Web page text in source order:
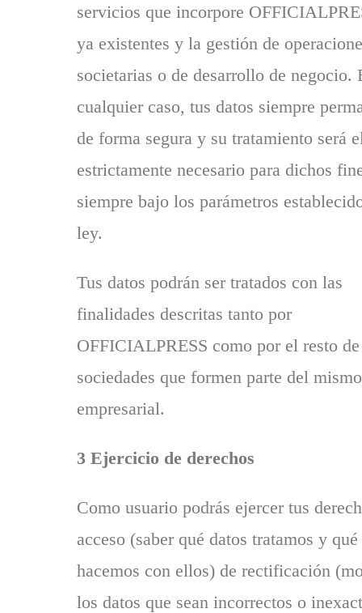
servicios que incorpore
ya existentes y la gestión de
societarias o de desarrollo de negocio.
cualquier caso, tus datos siempre
de forma segura y su tratamiento será
estrictamente necesario para dichos
siempre bajo los parámetros
ley.
Tus datos podrán ser tratados con las
finalidades descritas tanto por
OFFICIALPRESS como por el resto de
sociedades que formen parte del
empresarial.
3 Ejercicio de derechos
Como usuario podrás ejercer tus
acceso (saber qué datos tratamos y qué
hacemos con ellos) de rectificación
los datos que sean incorrectos o